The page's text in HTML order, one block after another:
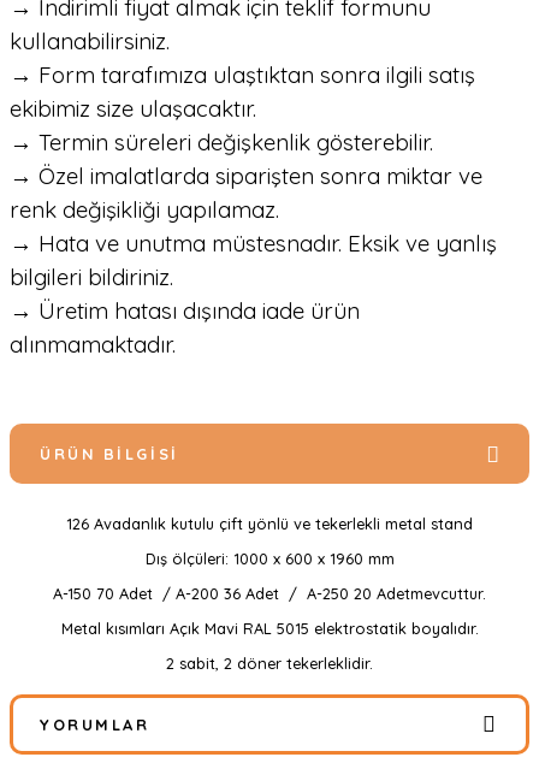
→ İndirimli fiyat almak için teklif formunu
kullanabilirsiniz.
→ Form tarafımıza ulaştıktan sonra ilgili satış
ekibimiz size ulaşacaktır.
→ Termin süreleri değişkenlik gösterebilir.
→ Özel imalatlarda siparişten sonra miktar ve
renk değişikliği yapılamaz.
→ Hata ve unutma müstesnadır. Eksik ve yanlış
bilgileri bildiriniz.
→ Üretim hatası dışında iade ürün
alınmamaktadır.
ÜRÜN BILGISI
126 Avadanlık kutulu çift yönlü ve tekerlekli metal stand
Dış ölçüleri: 1000 x 600 x 1960 mm
A-150 70 Adet / A-200 36 Adet / A-250 20 Adetmevcuttur.
Metal kısımları Açık Mavi RAL 5015 elektrostatik boyalıdır.
2 sabit, 2 döner tekerleklidir.
YORUMLAR